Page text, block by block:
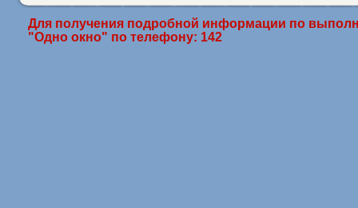
Для получения подробной информации по
"Одно окно" по телефону: 142